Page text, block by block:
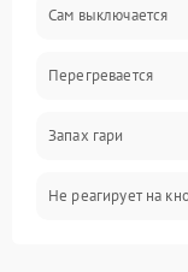
Сам выключается
Перегревается
Запах гари
Не реагирует на